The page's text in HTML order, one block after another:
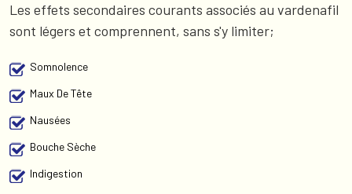
Les effets secondaires courants associés au vardenafil
sont légers et comprennent, sans s'y limiter;
Somnolence
Maux De Tête
Nausées
Bouche Sèche
Indigestion